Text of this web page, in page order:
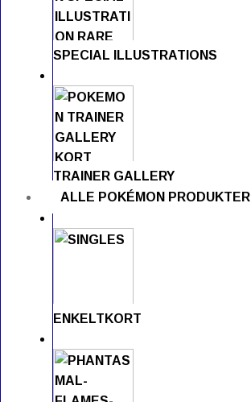
SPECIAL ILLUSTRATIONS
TRAINER GALLERY
ALLE POKÉMON PRODUKTER
ENKELTKORT